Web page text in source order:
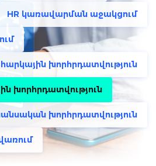
HR կառավարման աջակցում
խորհրդատվություն
խորհրդատվություն
խորհրդատվություն